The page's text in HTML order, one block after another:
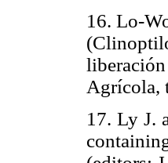
16. Lo-
Agrícola,
17. Ly J.